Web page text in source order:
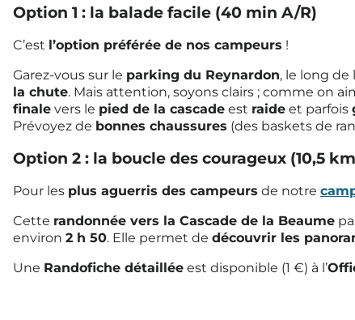
Option 1 : la balade facile (40 min A/R)
C’est l’option préférée de nos campeurs !
Garez-vous sur le parking du Reynardon, le long de
la chute. Mais attention, soyons clairs ; comme on
finale vers le pied de la cascade est raide et parfois
Prévoyez de bonnes chaussures (des baskets de
Option 2 : la boucle des courageux (10,5
Pour les plus aguerris des campeurs de notre
Cette randonnée vers la Cascade de la Beaume
environ 2 h 50. Elle permet de découvrir les
Une Randofiche détaillée est disponible (1 €) à l’